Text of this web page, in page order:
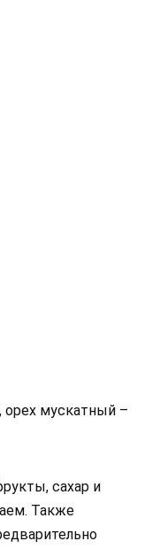
орех мускатный –
сахар и
Также